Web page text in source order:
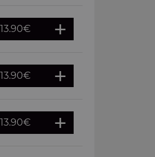
13.90€
13.90€
13.90€